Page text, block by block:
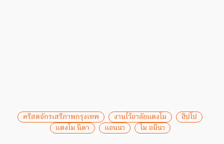
คริสตจักรเสรีภาพกรุงเทพ งานไว้อาลัยแตงโม
ฮิปโป
แตงโม นิดา
แอนนา โม อมีนา